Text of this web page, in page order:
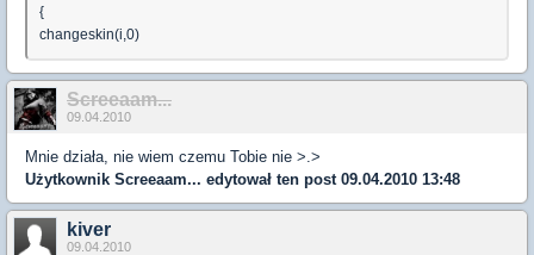
{
changeskin(i,0)
Screeaam...
09.04.2010
Mnie działa, nie wiem czemu Tobie nie >.>
Użytkownik Screeaam... edytował ten post 09.04.2010 13:48
kiver
09.04.2010